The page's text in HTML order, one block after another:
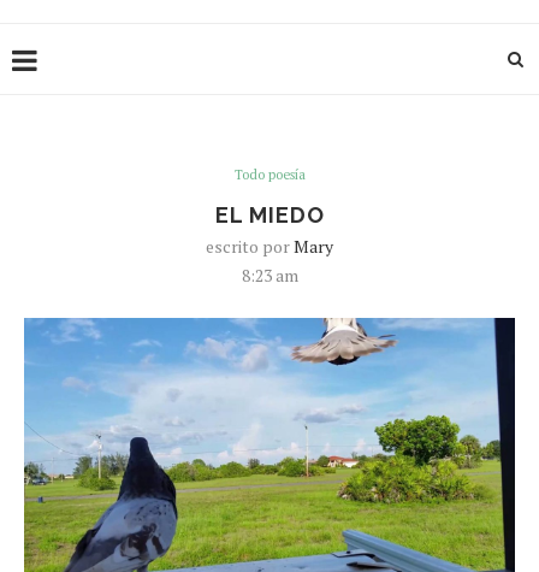
Todo poesía
EL MIEDO
escrito porMary
8:23 am